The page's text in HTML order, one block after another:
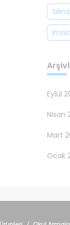
Eylül
Nisan
Mart
Ocak